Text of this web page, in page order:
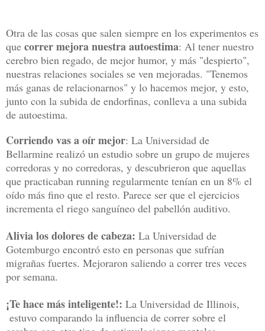
Otra de las cosas que salen siempre en los experimentos es
que correr mejora nuestra autoestima: Al tener nuestro
cerebro bien regado, de mejor humor, y más "despierto",
nuestras relaciones sociales se ven mejoradas. "Tenemos
más ganas de relacionarnos" y lo hacemos mejor, y esto,
junto con la subida de endorfinas, conlleva a una subida
de autoestima.
Corriendo vas a oír mejor: La Universidad de
Bellarmine realizó un estudio sobre un grupo de mujeres
corredoras y no corredoras, y descubrieron que aquellas
que practicaban running regularmente tenían en un 8% el
oído más fino que el resto. Parece ser que el ejercicios
incrementa el riego sanguíneo del pabellón auditivo.
Alivia los dolores de cabeza: La Universidad de
Gotemburgo encontró esto en personas que sufrían
migrañas fuertes. Mejoraron saliendo a correr tres veces
por semana.
¡Te hace más inteligente!: La Universidad de Illinois,
estuvo comparando la influencia de correr sobre el